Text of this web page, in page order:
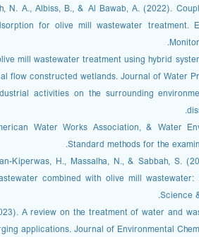
N. A., Albiss, B., & Al Bawab, A. (2022).
for olive mill wastewater treatment.
mill wastewater treatment using hybrid
flow constructed wetlands. Journal of Water
activities on the surrounding
Water Works Association, & Water
Standard methods for the
Kiperwas, H., Massalha, N., & Sabbah, S.
combined with olive mill
Science
A review on the treatment of water and
applications. Journal of Environmental